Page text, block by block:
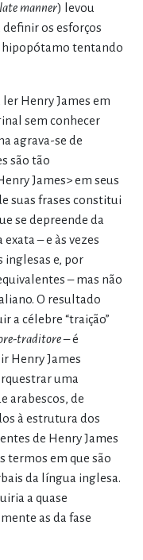
manner) levou
os esforços
hipopótamo tentando
Henry James em
sem conhecer
agrava-se de
são tão
James> em seus
suas frases constitui
se depreende da
– e às vezes
inglesas e, por
– mas não
O resultado
a célebre “traição”
traditore– é
Henry James
uma
arabescos, de
à estrutura dos
de Henry James
termos em que são
da língua inglesa.
a quase
as da fase